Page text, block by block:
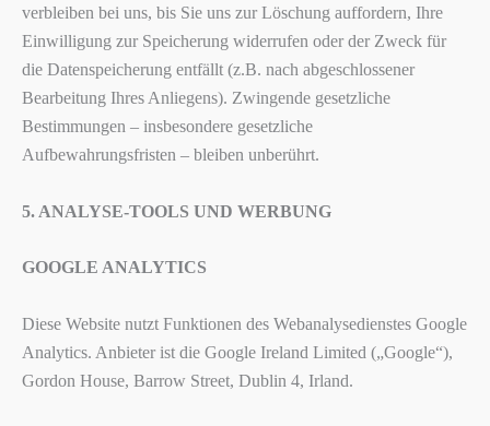
verbleiben bei uns, bis Sie uns zur Löschung auffordern, Ihre
Einwilligung zur Speicherung widerrufen oder der Zweck für
die Datenspeicherung entfällt (z.B. nach abgeschlossener
Bearbeitung Ihres Anliegens). Zwingende gesetzliche
Bestimmungen – insbesondere gesetzliche
Aufbewahrungsfristen – bleiben unberührt.
5. ANALYSE-TOOLS UND WERBUNG
GOOGLE ANALYTICS
Diese Website nutzt Funktionen des Webanalysedienstes Google
Analytics. Anbieter ist die Google Ireland Limited („Google“),
Gordon House, Barrow Street, Dublin 4, Irland.